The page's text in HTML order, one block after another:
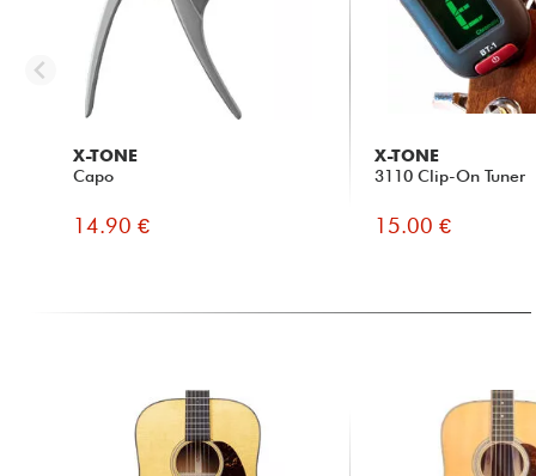
X-TONE
Capo
14.90 €
X-TONE
3110 Clip-On Tuner
15.00 €